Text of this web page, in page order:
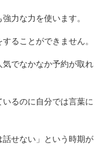
力な力を使います。
ることができません。
気でなかなか予約が取れ
るのに自分では言葉に
せない」という時期が